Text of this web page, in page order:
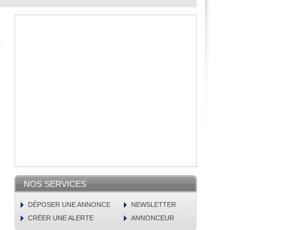
NOS SERVICES
DÉPOSER UNE ANNONCE
NEWSLETTER
CRÉER UNE ALERTE
ANNONCEUR